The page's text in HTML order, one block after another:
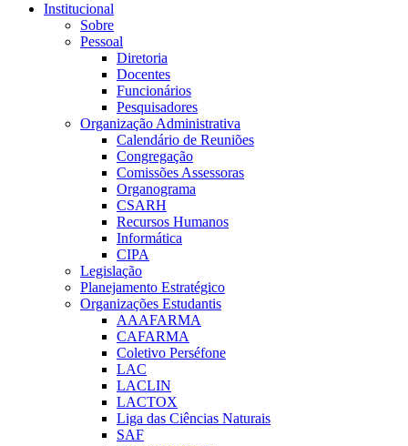
Institucional
Sobre
Pessoal
Diretoria
Docentes
Funcionários
Pesquisadores
Organização Administrativa
Calendário de Reuniões
Congregação
Comissões Assessoras
Organograma
CSARH
Recursos Humanos
Informática
CIPA
Legislação
Planejamento Estratégico
Organizações Estudantis
AAAFARMA
CAFARMA
Coletivo Perséfone
LAC
LACLIN
LACTOX
Liga das Ciências Naturais
SAF